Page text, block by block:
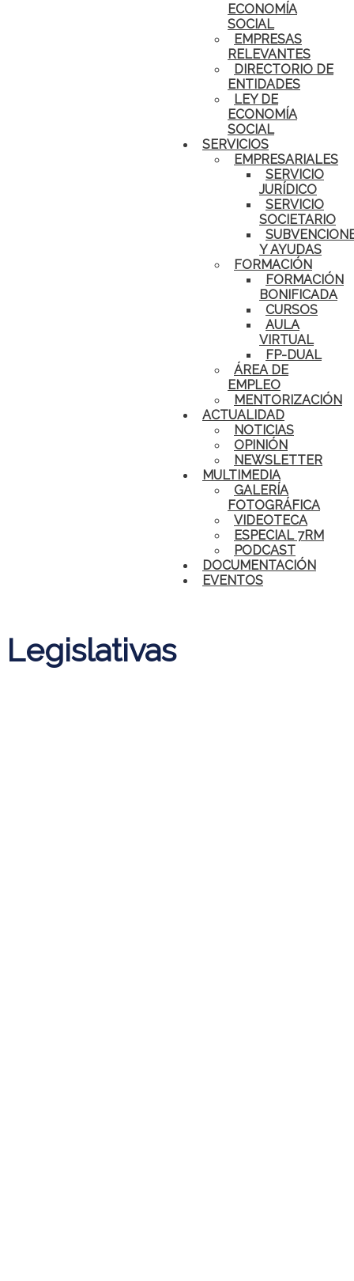
ECONOMÍA
SOCIAL
EMPRESAS
RELEVANTES
DIRECTORIO DE
ENTIDADES
LEY DE
ECONOMÍA
SOCIAL
SERVICIOS
EMPRESARIALES
SERVICIO
JURÍDICO
SERVICIO
SOCIETARIO
Y AYUDAS
FORMACIÓN
FORMACIÓN
BONIFICADA
CURSOS
AULA
VIRTUAL
FP-DUAL
ÁREA DE
EMPLEO
MENTORIZACIÓN
ACTUALIDAD
NOTICIAS
OPINIÓN
NEWSLETTER
MULTIMEDIA
GALERÍA
FOTOGRÁFICA
VIDEOTECA
ESPECIAL 7RM
PODCAST
DOCUMENTACIÓN
EVENTOS
Legislativas